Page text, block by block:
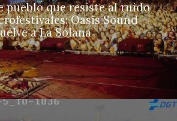
pueblo que resiste al ruido
Oasis Sound
a La Solana